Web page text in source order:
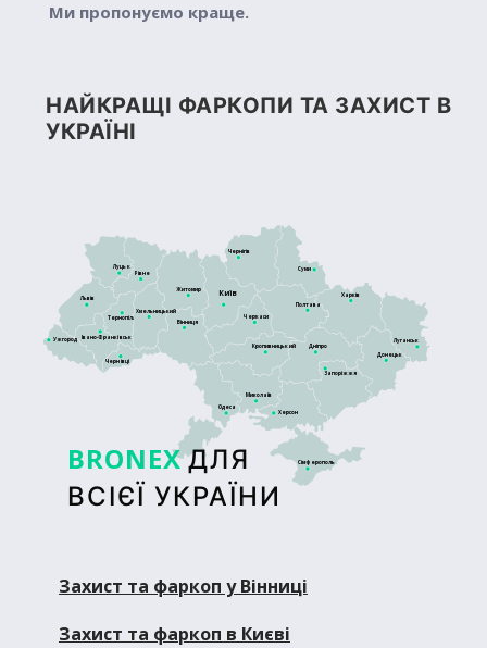
Ми пропонуємо краще.
НАЙКРАЩІ ФАРКОПИ ТА ЗАХИСТ В
УКРАЇНІ
BRONEX ДЛЯ
ВСІЄЇ УКРАЇНИ
Сімферополь
Луцьк
Київ
Житомир
Тернопіль
Рівне
Львів
Дніпро
Кропивницький
Харків
Полтава
Черкаси
Суми
Чернігів
Запоріжжя
Херсон
Донецьк
Луганськ
Ужгород
Чернівці
Вінниця
Хмельницький
Івано-Франківськ
Миколаїв
Одеса
Захист та фаркоп у Вінниці
Захист та фаркоп в Києві